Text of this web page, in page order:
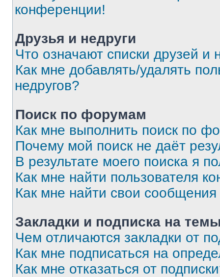
конференции!
Друзья и недруги
Что означают списки друзей и
Как мне добавлять/удалять
недругов?
Поиск по форумам
Как мне выполнить поиск по
Почему мой поиск не даёт
В результате моего поиска я
Как мне найти пользователя
Как мне найти свои
Закладки и подписка на
Чем отличаются закладки от
Как мне подписаться на
Как мне отказаться от